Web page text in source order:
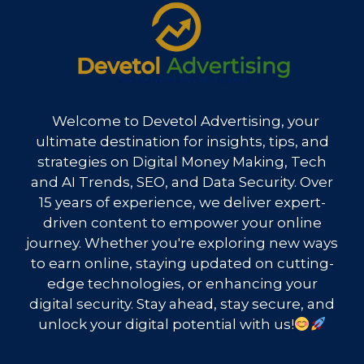
Welcome to Devetol Advertising, your
ultimate destination for insights, tips, and
strategies on Digital Money Making, Tech
and AI Trends, SEO, and Data Security. Over
15 years of experience, we deliver expert-
driven content to empower your online
journey. Whether you're exploring new ways
to earn online, staying updated on cutting-
edge technologies, or enhancing your
digital security. Stay ahead, stay secure, and
unlock your digital potential with us!